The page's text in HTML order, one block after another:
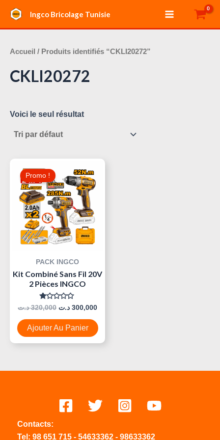
contenu
Ingco Bricolage Tunisie
Main
Menu
Accueil / Produits identifiés “CKLI20272”
CKLI20272
Voici le seul résultat
Promo !
PACK INGCO
Kit Combiné Sans Fil 20V
2 Pièces INGCO
Note
0
Sur
5
320,000 د.ت
Initial
Était :
300,000 د.ت
Le
Ajouter Au Panier
Contacts:
Tel: 98 651 715 - 54633362 - 98633362